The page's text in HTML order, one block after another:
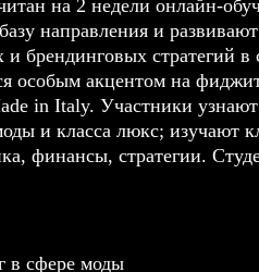
на 2 недели онлайн-
направления и
и брендинговых стратегий
особым акцентом на
in Italy. Участники
и класса люкс; изучают
финансы, стратегии.
в сфере моды